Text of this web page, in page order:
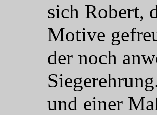
sich Robert,
Motive
der noch
und einer